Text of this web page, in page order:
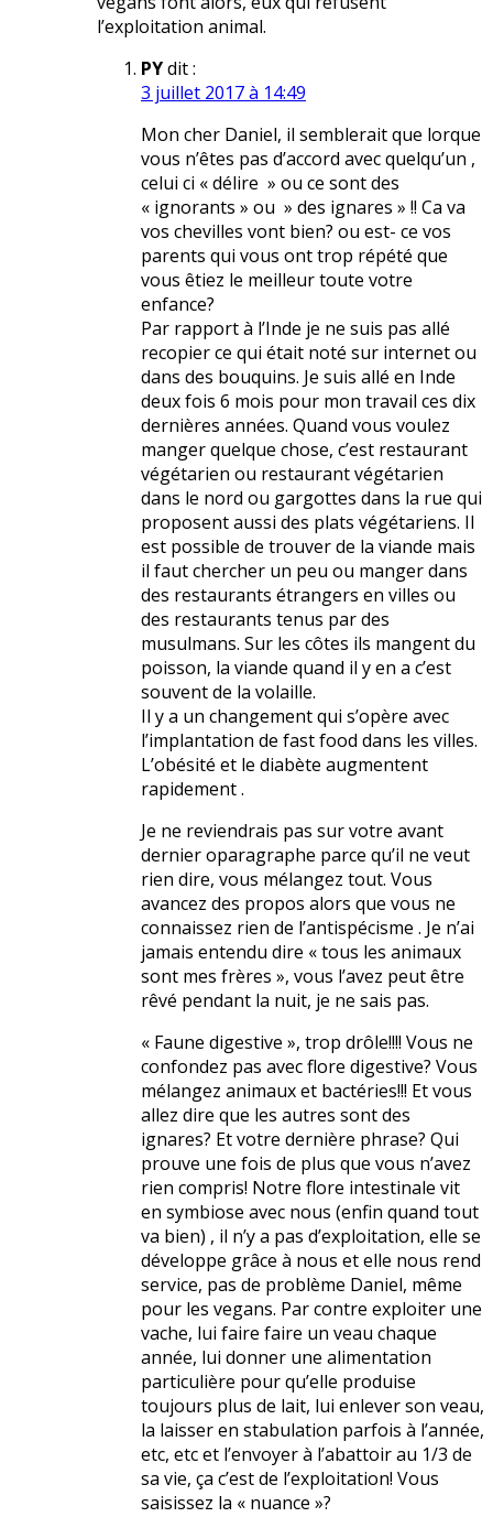
l’exploitation animal.
PYdit :
3 juillet 2017 à 14:49
Mon cher Daniel, il semblerait que lorque
vous n’êtes pas d’accord avec quelqu’un ,
celui ci « délire » ou ce sont des
« ignorants » ou » des ignares » !! Ca va
vos chevilles vont bien? ou est- ce vos
parents qui vous ont trop répété que
vous êtiez le meilleur toute votre
enfance?
Par rapport à l’Inde je ne suis pas allé
recopier ce qui était noté sur internet ou
dans des bouquins. Je suis allé en Inde
deux fois 6 mois pour mon travail ces dix
dernières années. Quand vous voulez
manger quelque chose, c’est restaurant
végétarien ou restaurant végétarien
dans le nord ou gargottes dans la rue qui
proposent aussi des plats végétariens. Il
est possible de trouver de la viande mais
il faut chercher un peu ou manger dans
des restaurants étrangers en villes ou
des restaurants tenus par des
musulmans. Sur les côtes ils mangent du
poisson, la viande quand il y en a c’est
souvent de la volaille.
Il y a un changement qui s’opère avec
l’implantation de fast food dans les villes.
L’obésité et le diabète augmentent
rapidement .
Je ne reviendrais pas sur votre avant
dernier oparagraphe parce qu’il ne veut
rien dire, vous mélangez tout. Vous
avancez des propos alors que vous ne
connaissez rien de l’antispécisme . Je n’ai
jamais entendu dire « tous les animaux
sont mes frères », vous l’avez peut être
rêvé pendant la nuit, je ne sais pas.
« Faune digestive », trop drôle!!!! Vous ne
confondez pas avec flore digestive? Vous
mélangez animaux et bactéries!!! Et vous
allez dire que les autres sont des
ignares? Et votre dernière phrase? Qui
prouve une fois de plus que vous n’avez
rien compris! Notre flore intestinale vit
en symbiose avec nous (enfin quand tout
va bien) , il n’y a pas d’exploitation, elle se
développe grâce à nous et elle nous rend
service, pas de problème Daniel, même
pour les vegans. Par contre exploiter une
vache, lui faire faire un veau chaque
année, lui donner une alimentation
particulière pour qu’elle produise
toujours plus de lait, lui enlever son veau,
la laisser en stabulation parfois à l’année,
etc, etc et l’envoyer à l’abattoir au 1/3 de
sa vie, ça c’est de l’exploitation! Vous
saisissez la « nuance »?